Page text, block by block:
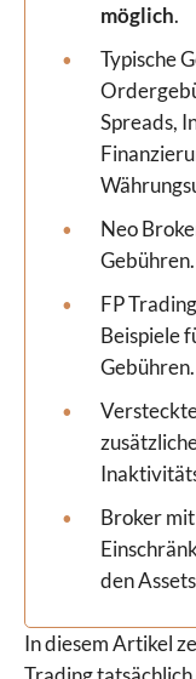
möglich.
Typische
Spreads,
Neo
Gebühren.
FP
Beispiele
Gebühren.
Broker
den
In diesem Artikel